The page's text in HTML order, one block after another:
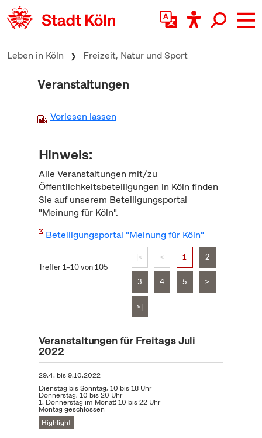
zum Inhalt springen
Leben in Köln Freizeit, Natur und Sport
Veranstaltungen
Vorlesen lassen
Hinweis:
Alle Veranstaltungen mit/zu
Öffentlichkeitsbeteiligungen in Köln finden
Sie auf unserem Beteiligungsportal
"Meinung für Köln".
Beteiligungsportal "Meinung für Köln"
Treffer 1–10 von 105
|< < 1 2
3 4 5 >
>|
Veranstaltungen für Freitags Juli
2022
29.4. bis9.10.2022
Dienstag bis Sonntag, 10 bis 18 Uhr
Donnerstag, 10 bis 20 Uhr
1. Donnerstag im Monat: 10 bis 22 Uhr
Montag geschlossen
Highlight